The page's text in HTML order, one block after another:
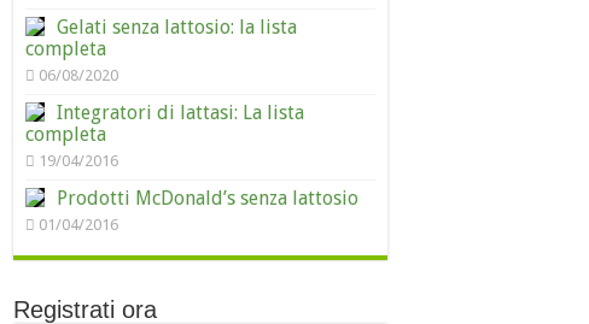
Gelati senza lattosio: la lista
completa
06/08/2020
Integratori di lattasi: La lista
completa
19/04/2016
Prodotti McDonald’s senza lattosio
01/04/2016
Registrati ora